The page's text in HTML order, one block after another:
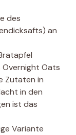
des
an
Overnight Oats
Zutaten in
in den
ist das
Variante